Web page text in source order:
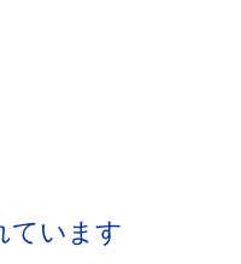
ています